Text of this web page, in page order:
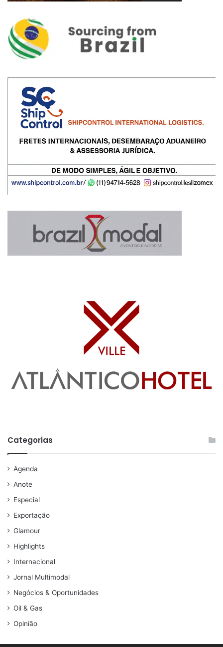
Categorias
Agenda
Anote
Especial
Exportação
Glamour
Highlights
Internacional
Jornal Multimodal
Negócios & Oportunidades
Oil & Gas
Opinião